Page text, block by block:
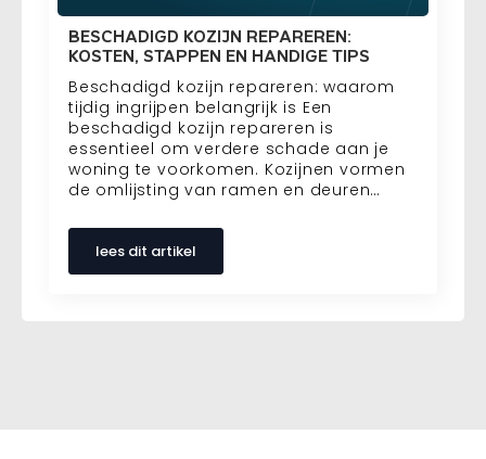
BESCHADIGD KOZIJN REPAREREN:
KOSTEN, STAPPEN EN HANDIGE TIPS
Beschadigd kozijn repareren: waarom
tijdig ingrijpen belangrijk is Een
beschadigd kozijn repareren is
essentieel om verdere schade aan je
woning te voorkomen. Kozijnen vormen
de omlijsting van ramen en deuren…
lees dit artikel